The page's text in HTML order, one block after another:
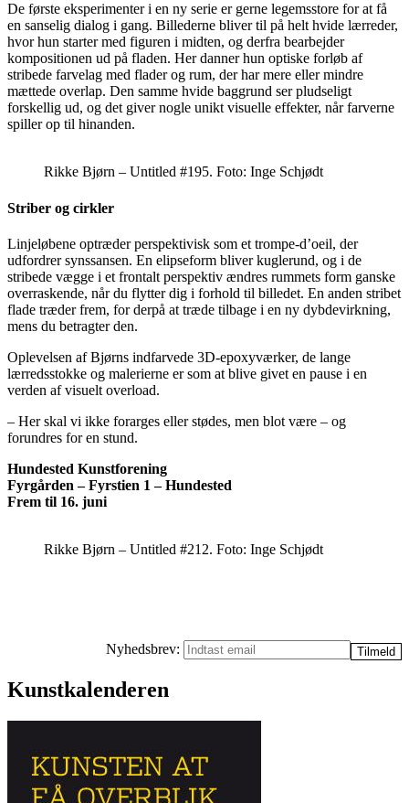
De første eksperimenter i en ny serie er gerne legemsstore for at få
en sanselig dialog i gang. Billederne bliver til på helt hvide lærreder,
hvor hun starter med figuren i midten, og derfra bearbejder
kompositionen ud på fladen. Her danner hun optiske forløb af
stribede farvelag med flader og rum, der har mere eller mindre
mættede overlap. Den samme hvide baggrund ser pludseligt
forskellig ud, og det giver nogle unikt visuelle effekter, når farverne
spiller op til hinanden.
Rikke Bjørn – Untitled #195. Foto: Inge Schjødt
Striber og cirkler
Linjeløbene optræder perspektivisk som et trompe-d’oeil, der
udfordrer synssansen. En elipseform bliver kuglerund, og i de
stribede vægge i et frontalt perspektiv ændres rummets form ganske
overraskende, når du flytter dig i forhold til billedet. En anden stribet
flade træder frem, for derpå at træde tilbage i en ny dybdevirkning,
mens du betragter den.
Oplevelsen af Bjørns indfarvede 3D-epoxyværker, de lange
lærredsstokke og malerierne er som at blive givet en pause i en
verden af visuelt overload.
– Her skal vi ikke forarges eller stødes, men blot være – og
forundres for en stund.
Hundested Kunstforening
Fyrgården – Fyrstien 1 – Hundested
Frem til 16. juni
Rikke Bjørn – Untitled #212. Foto: Inge Schjødt
Nyhedsbrev:
Kunstkalenderen